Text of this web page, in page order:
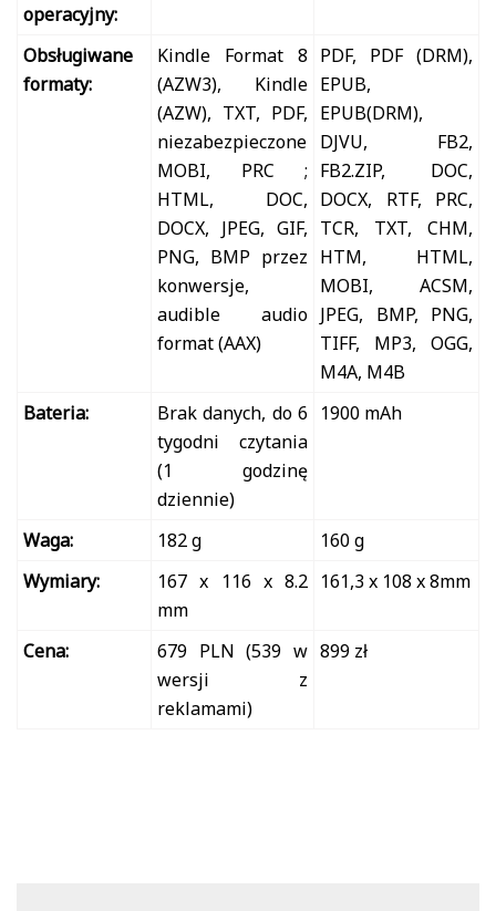
operacyjny:
Obsługiwane
formaty:
Kindle Format 8
(AZW3), Kindle
(AZW), TXT, PDF,
niezabezpieczone
MOBI, PRC ;
HTML, DOC,
DOCX, JPEG, GIF,
PNG, BMP przez
konwersje,
audible audio
format (AAX)
PDF, PDF (DRM),
EPUB,
EPUB(DRM),
DJVU, FB2,
FB2.ZIP, DOC,
DOCX, RTF, PRC,
TCR, TXT, CHM,
HTM, HTML,
MOBI, ACSM,
JPEG, BMP, PNG,
TIFF, MP3, OGG,
M4A, M4B
Bateria:
Brak danych, do 6
tygodni czytania
(1 godzinę
dziennie)
1900 mAh
Waga: 182 g
160 g
Wymiary:
167 x 116 x 8.2
mm
161,3 x 108 x 8mm
Cena:
679 PLN (539 w
wersji z
reklamami)
899 zł